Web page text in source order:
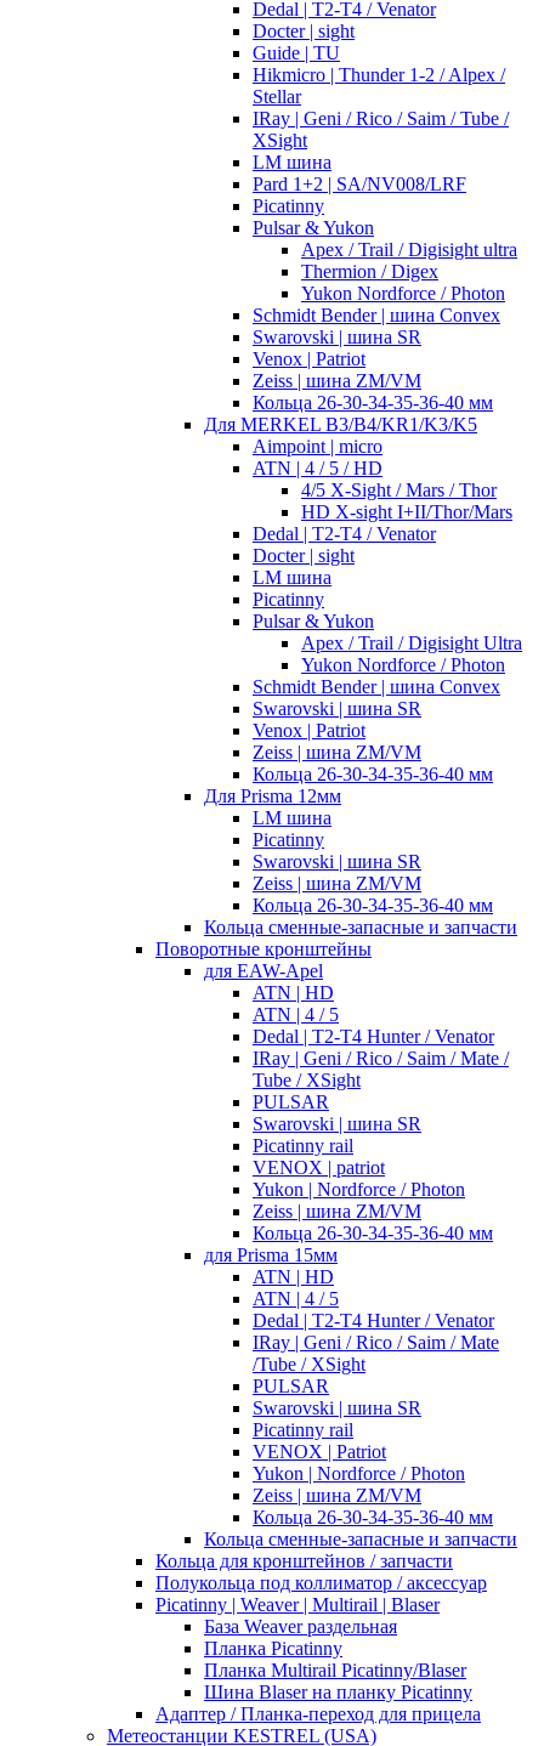
Dedal | T2-T4 / Venator
Docter | sight
Guide | TU
Hikmicro | Thunder 1-2 / Alpex /
Stellar
IRay | Geni / Rico / Saim / Tube /
XSight
LM шина
Pard 1+2 | SA/NV008/LRF
Picatinny
Pulsar & Yukon
Apex / Trail / Digisight ultra
Thermion / Digex
Yukon Nordforce / Photon
Schmidt Bender | шина Convex
Swarovski | шина SR
Venox | Patriot
Zeiss | шина ZM/VM
Кольца 26-30-34-35-36-40 мм
Для MERKEL B3/B4/KR1/K3/K5
Aimpoint | micro
ATN | 4 / 5 / HD
4/5 X-Sight / Mars / Thor
HD X-sight I+II/Thor/Mars
Dedal | T2-T4 / Venator
Docter | sight
LM шина
Picatinny
Pulsar & Yukon
Apex / Trail / Digisight Ultra
Yukon Nordforce / Photon
Schmidt Bender | шина Convex
Swarovski | шина SR
Venox | Patriot
Zeiss | шина ZM/VM
Кольца 26-30-34-35-36-40 мм
Для Prisma 12мм
LM шина
Picatinny
Swarovski | шина SR
Zeiss | шина ZM/VM
Кольца 26-30-34-35-36-40 мм
Кольца сменные-запасные и запчасти
Поворотные кронштейны
для EAW-Apel
ATN | HD
ATN | 4 / 5
Dedal | T2-T4 Hunter / Venator
IRay | Geni / Rico / Saim / Mate /
Tube / XSight
PULSAR
Swarovski | шина SR
Picatinny rail
VENOX | patriot
Yukon | Nordforce / Photon
Zeiss | шина ZM/VM
Кольца 26-30-34-35-36-40 мм
для Prisma 15мм
ATN | HD
ATN | 4 / 5
Dedal | T2-T4 Hunter / Venator
IRay | Geni / Rico / Saim / Mate
/Tube / XSight
PULSAR
Swarovski | шина SR
Picatinny rail
VENOX | Patriot
Yukon | Nordforce / Photon
Zeiss | шина ZM/VM
Кольца 26-30-34-35-36-40 мм
Кольца сменные-запасные и запчасти
Кольца для кронштейнов / запчасти
Полукольца под коллиматор / аксессуар
Picatinny | Weaver | Multirail | Blaser
База Weaver раздельная
Планка Picatinny
Планка Multirail Picatinny/Blaser
Шина Blaser на планку Picatinny
Адаптер / Планка-переход для прицела
Метеостанции KESTREL (USA)